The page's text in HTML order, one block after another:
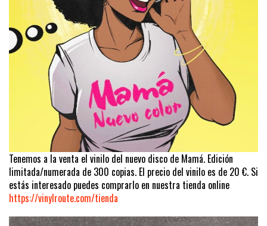
Tenemos a la venta el vinilo del nuevo disco de Mamá. Edición
limitada/numerada de 300 copias. El precio del vinilo es de 20 €. Si
estás interesado puedes comprarlo en nuestra tienda online
https://vinylroute.com/tienda